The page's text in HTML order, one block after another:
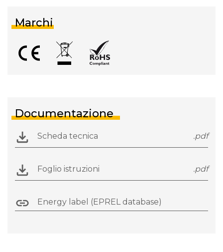
Marchi
Documentazione
Scheda tecnica .pdf
Foglio istruzioni .pdf
Energy label (EPREL database)